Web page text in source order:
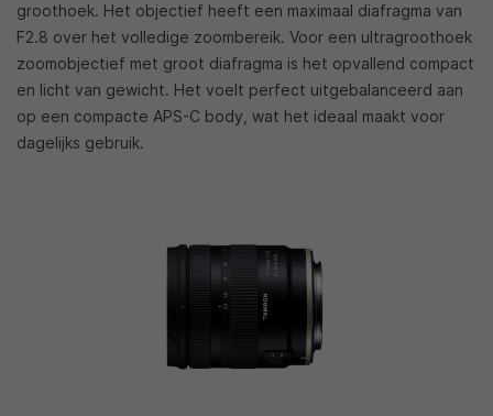
groothoek. Het objectief heeft een maximaal diafragma van
F2.8 over het volledige zoombereik. Voor een ultragroothoek
zoomobjectief met groot diafragma is het opvallend compact
en licht van gewicht. Het voelt perfect uitgebalanceerd aan
op een compacte APS-C body, wat het ideaal maakt voor
dagelijks gebruik.